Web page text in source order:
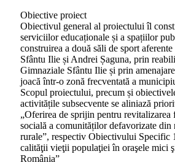
Obiective proiect
Obiectivul general al proiectului îl
serviciilor educaționale și a spațiilor
construirea a două săli de sport
Sfântu Ilie și Andrei Șaguna, prin
Gimnaziale Sfântu Ilie și prin
joacă într-o zonă frecventată a
Scopul proiectului, precum și
activitățile subsecvente se aliniază
„Oferirea de sprijin pentru revitalizarea
socială a comunităților defavorizate din
rurale”, respectiv Obiectivului Specific
calităţii vieţii populaţiei în oraşele mici
România”